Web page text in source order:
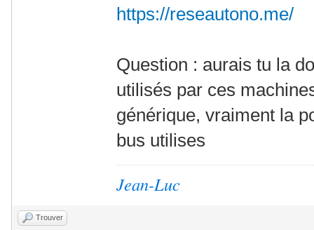
https://reseautono.me/
Question : aurais tu la
utilisés par ces
générique, vraiment la
bus utilises
Jean-Luc
Trouver